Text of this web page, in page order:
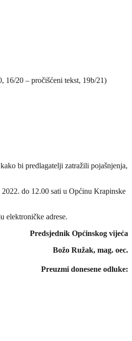
16/20 – pročišćeni tekst, 19b/21)
bi predlagatelji zatražili pojašnjenja,
do 12.00 sati u Općinu Krapinske
elektroničke adrese.
Predsjednik Općinskog vijeća
Božo Ružak, mag. oec.
Preuzmi donesene odluke: